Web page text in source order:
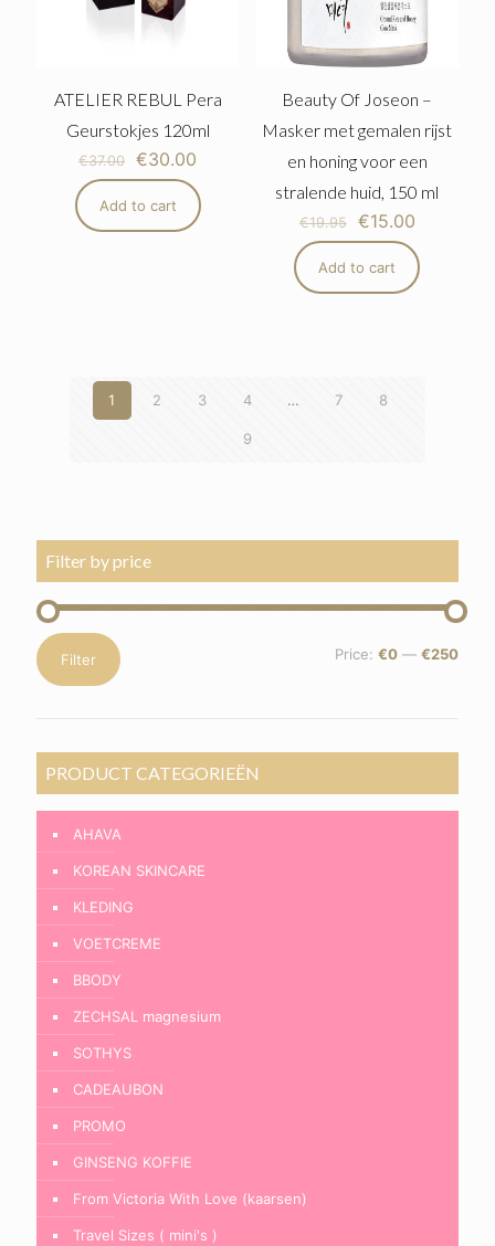
ATELIER REBUL Pera
Geurstokjes 120ml
€37.00 €30.00
Add to cart
Beauty Of Joseon –
Masker met gemalen rijst
en honing voor een
stralende huid, 150 ml
€19.95 €15.00
Add to cart
1 2 3 4 … 7 8
9
Filter by price
Min
price
Max
priceFilter Price: €0 — €250
PRODUCT CATEGORIEËN
AHAVA
KOREAN SKINCARE
KLEDING
VOETCREME
BBODY
ZECHSAL magnesium
SOTHYS
CADEAUBON
PROMO
GINSENG KOFFIE
From Victoria With Love (kaarsen)
Travel Sizes ( mini's )